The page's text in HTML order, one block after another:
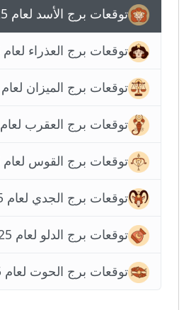
توقعات برج الأسد لعام 2025
توقعات برج العذراء لعام 2025
توقعات برج الميزان لعام 2025
توقعات برج العقرب لعام 2025
توقعات برج القوس لعام 2025
توقعات برج الجدي لعام 2025
توقعات برج الدلو لعام 2025
توقعات برج الحوت لعام 2025